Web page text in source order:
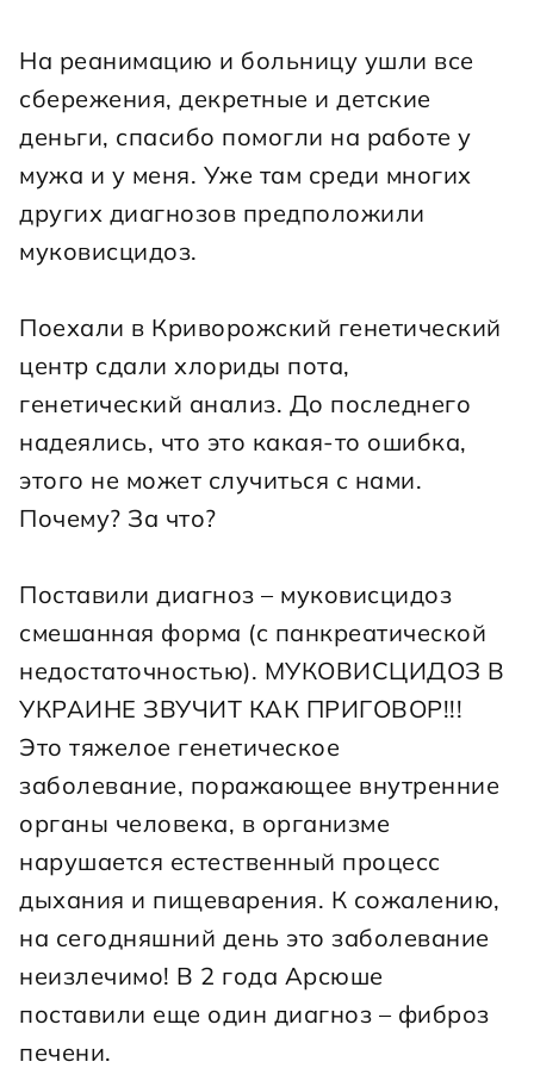
На реанимацию и больницу ушли все
сбережения, декретные и детские
деньги, спасибо помогли на работе у
мужа и у меня. Уже там среди многих
других диагнозов предположили
муковисцидоз.
Поехали в Криворожский генетический
центр сдали хлориды пота,
генетический анализ. До последнего
надеялись, что это какая-то ошибка,
этого не может случиться с нами.
Почему? За что?
Поставили диагноз – муковисцидоз
смешанная форма (с панкреатической
недостаточностью). МУКОВИСЦИДОЗ В
УКРАИНЕ ЗВУЧИТ КАК ПРИГОВОР!!!
Это тяжелое генетическое
заболевание, поражающее внутренние
органы человека, в организме
нарушается естественный процесс
дыхания и пищеварения. К сожалению,
на сегодняшний день это заболевание
неизлечимо! В 2 года Арсюше
поставили еще один диагноз – фиброз
печени.